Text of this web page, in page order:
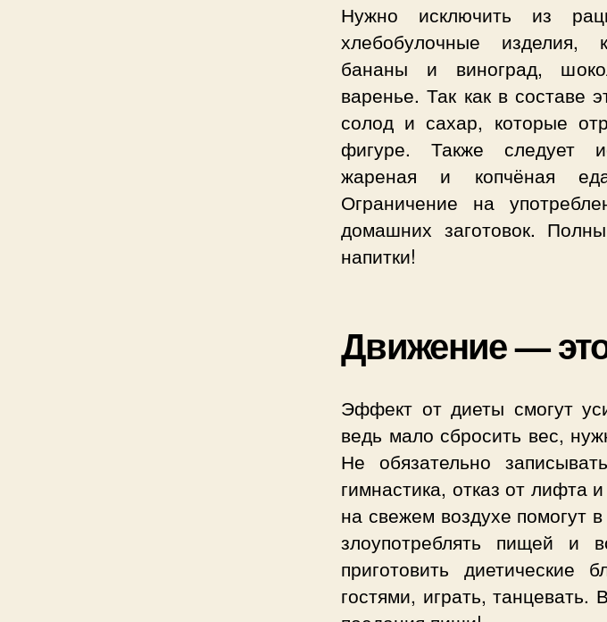
Нужно исключить из
хлебобулочные изделия,
бананы и виноград,
варенье. Так как в составе
солод и сахар, которые
фигуре. Также следует
жареная и копчёная
Ограничение на
домашних заготовок.
напитки!
Движение —
Эффект от диеты смогут
ведь мало сбросить вес,
Не обязательно
гимнастика, отказ от лифта
на свежем воздухе помогут
злоупотреблять пищей и
приготовить
гостями, играть, танцевать.